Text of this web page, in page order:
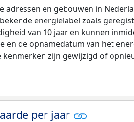
adressen en gebouwen in
energielabel zoals
van 10 jaar en kunnen
de opnamedatum van het
zijn gewijzigd of
per jaar